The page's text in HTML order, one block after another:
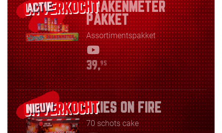
ACTIE
DRAKENMETER
PAKKET
Assortimentspakket
39,95
NIEUW SKIES ON FIRE
70 schots cake